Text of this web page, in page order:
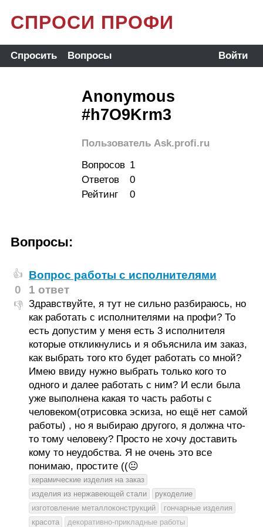
СПРОСИ ПРОФИ
Спросить Вопросы Войти
Anonymous
#h7O9Krm3
Пользователь Ask.profi.ru
Вопросов 1
Ответов
0
Рейтинг
0
Вопросы:
👍
0
👎
Вопрос работы с исполнителями
1 ответ
Здравствуйте, я тут не сильно разбираюсь, но
как работать с исполнителями на профи? То
есть допустим у меня есть 3 исполнителя
которые откликнулись и я объяснила им заказ,
как выбрать того кто будет работать со мной?
Имею ввиду нужно выбрать только кого то
одного и далее работать с ним? И если была
уже выполнена какая то часть работы с
человеком(отрисовка эскиза, но ещё нет самой
работы) , но я выбираю другого, я должна что-
то тому человеку? Просто не хочу доставить
кому то неудобства. Я не очень это все
понимаю, простите ((😐
керамические изделия на заказ
изделия из нержавеющей стали
рукоделие
изготовление металлоконструкций
гончарные изделия
красота
декоративно-прикладные работы